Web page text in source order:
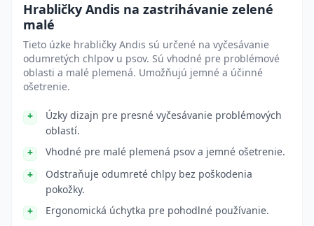
Hrabličky Andis na zastrihávanie zelené
malé
Tieto úzke hrabličky Andis sú určené na vyčesávanie
odumretých chlpov u psov. Sú vhodné pre problémové
oblasti a malé plemená. Umožňujú jemné a účinné
ošetrenie.
Úzky dizajn pre presné vyčesávanie problémových
oblastí.
Vhodné pre malé plemená psov a jemné ošetrenie.
Odstraňuje odumreté chlpy bez poškodenia
pokožky.
Ergonomická úchytka pre pohodlné používanie.